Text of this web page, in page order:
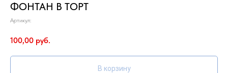
ФОНТАН В ТОРТ
Артикул:
100,00 руб.
В корзину